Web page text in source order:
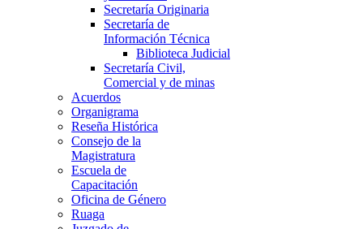
Secretaría Originaria
Secretaría de
Información Técnica
Biblioteca Judicial
Secretaría Civil,
Comercial y de minas
Acuerdos
Organigrama
Reseña Histórica
Consejo de la
Magistratura
Escuela de
Capacitación
Oficina de Género
Ruaga